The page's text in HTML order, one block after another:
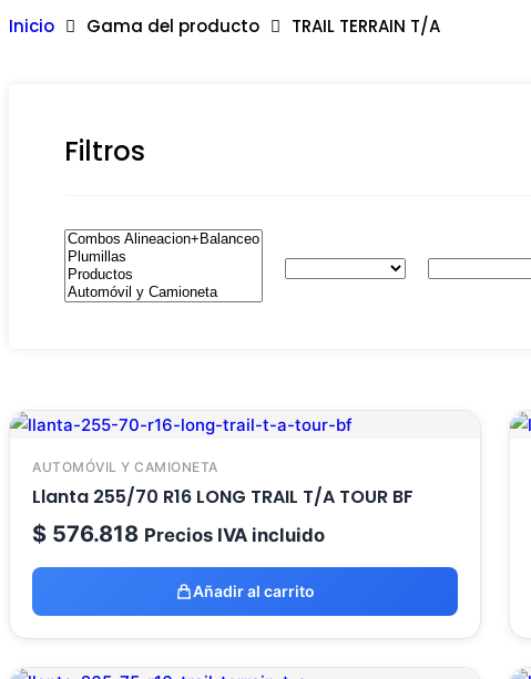
Inicio Gama del producto TRAIL TERRAIN T/A
Filtros
AUTOMÓVIL Y CAMIONETA
Llanta 255/70 R16 LONG TRAIL T/A TOUR BF
$ 576.818 Precios IVA incluido
Añadir al carrito